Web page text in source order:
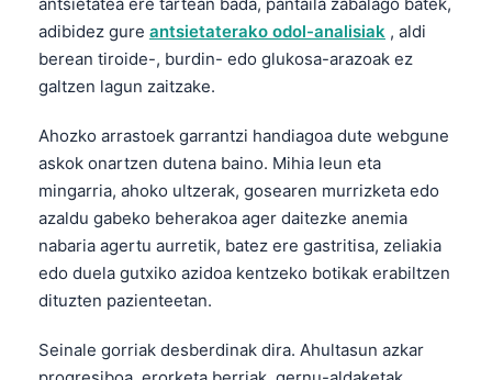
adibidez gure antsietaterako odol-analisiak , aldi
berean tiroide-, burdin- edo glukosa-arazoak ez
galtzen lagun zaitzake.
Ahozko arrastoek garrantzi handiagoa dute webgune
askok onartzen dutena baino. Mihia leun eta
mingarria, ahoko ultzerak, gosearen murrizketa edo
azaldu gabeko beherakoa ager daitezke anemia
nabaria agertu aurretik, batez ere gastritisa, zeliakia
edo duela gutxiko azidoa kentzeko botikak erabiltzen
dituzten pazienteetan.
Seinale gorriak desberdinak dira. Ahultasun azkar